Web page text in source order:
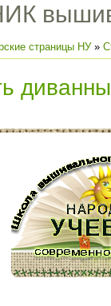
страницы НУ»